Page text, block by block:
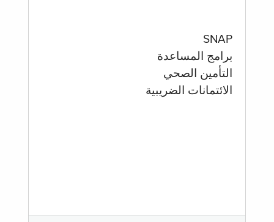
SNAP
برامج المساعدة
التأمين الصحي
الائتمانات الضريبية